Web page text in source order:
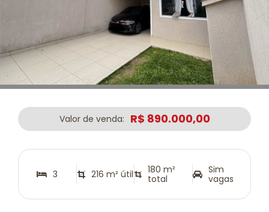
Valor de venda: R$ 890.000,00
3 216 m² útil
180 m²
total
Sim
vagas